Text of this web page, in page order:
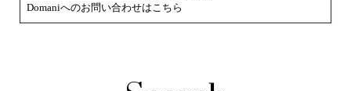
Domaniへのお問い合わせはこちら